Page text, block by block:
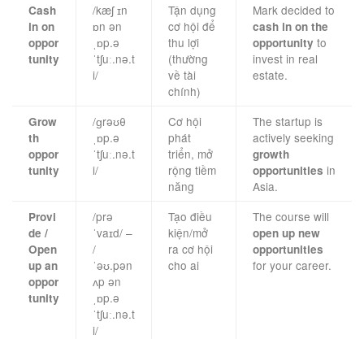
Cash
in on
oppor
tunity
/kæʃ ɪn
ɒn ən
ˌɒp.ə
ˈtʃuː.nə.t
i/
Tận dụng
cơ hội để
thu lợi
(thường
về tài
chính)
Mark decided to
cash in on the
opportunity to
invest in real
estate.
Grow
th
oppor
tunity
/ɡrəʊθ
ˌɒp.ə
ˈtʃuː.nə.t
i/
Cơ hội
phát
triển, mở
rộng tiềm
năng
The startup is
actively seeking
growth
opportunities in
Asia.
Provi
de /
Open
up an
oppor
tunity
/prə
ˈvaɪd/ –
/
ˈəʊ.pən
ʌp ən
ˌɒp.ə
ˈtʃuː.nə.t
i/
Tạo điều
kiện/mở
ra cơ hội
cho ai
The course will
open up new
opportunities
for your career.